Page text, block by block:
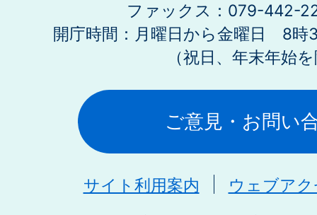
ファックス：079-442-
開庁時間：月曜日から金曜日 8時
（祝日、年末年始
ご意見・お問い
サイト利用案内 ウェブア